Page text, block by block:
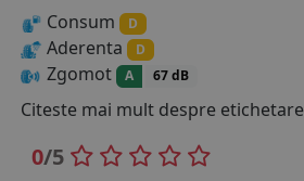
Consum
D
Aderenta D
Zgomot A 67 dB
Citeste mai mult despre etichetare
0/5